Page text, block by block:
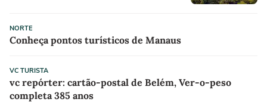
NORTE
Conheça pontos turísticos de Manaus
VC TURISTA
vc repórter: cartão-postal de Belém, Ver-o-peso
completa 385 anos